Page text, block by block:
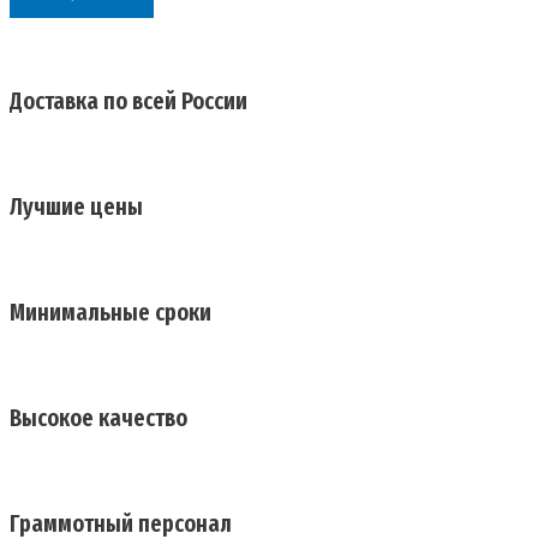
Доставка по всей России
Лучшие цены
Минимальные сроки
Высокое качество
Граммотный персонал